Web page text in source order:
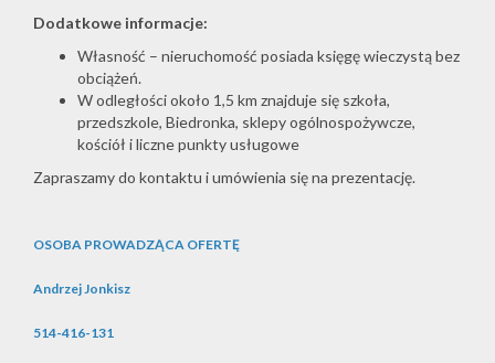
Dodatkowe informacje:
Własność – nieruchomość posiada księgę wieczystą bez
obciążeń.
W odległości około 1,5 km znajduje się szkoła,
przedszkole, Biedronka, sklepy ogólnospożywcze,
kościół i liczne punkty usługowe
Zapraszamy do kontaktu i umówienia się na prezentację.
OSOBA PROWADZĄCA OFERTĘ
Andrzej Jonkisz
514-416-131